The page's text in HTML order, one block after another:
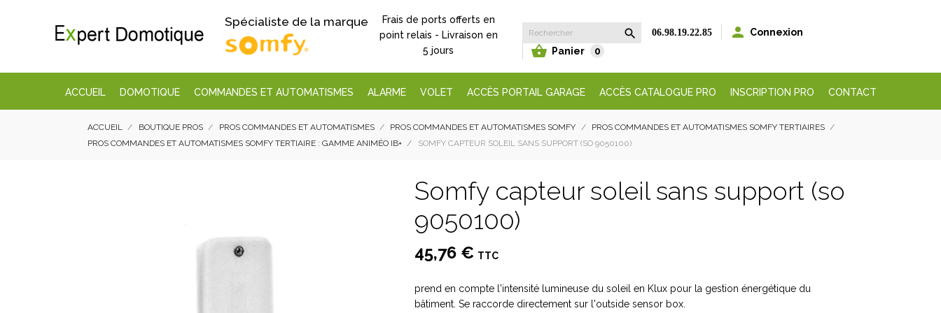
Spécialiste de la marque
Frais de ports offerts en
point relais - Livraison en
5 jours
 06.98.19.22.85  Connexion
 Panier 0
ACCUEIL DOMOTIQUE COMMANDES ET AUTOMATISMES ALARME VOLET ACCÈS PORTAIL GARAGE ACCÈS CATALOGUE PRO INSCRIPTION PRO CONTACT
ACCUEIL BOUTIQUE PROS PROS COMMANDES ET AUTOMATISMES PROS COMMANDES ET AUTOMATISMES SOMFY
PROS COMMANDES ET AUTOMATISMES SOMFY TERTIAIRES
PROS COMMANDES ET AUTOMATISMES SOMFY TERTIAIRE : GAMME ANIMÉO IB+
SOMFY CAPTEUR SOLEIL SANS SUPPORT (SO 9050100)
Somfy capteur soleil sans support (so
9050100)
45,76 € TTC
prend en compte l'intensité lumineuse du soleil en Klux pour la gestion énergétique du
bâtiment. Se raccorde directement sur l'outside sensor box.